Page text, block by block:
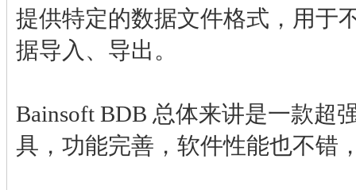
提供特定的数据文件格式，用于
据导入、导出。
Bainsoft BDB 总体来讲是一款超
具，功能完善，软件性能也不错